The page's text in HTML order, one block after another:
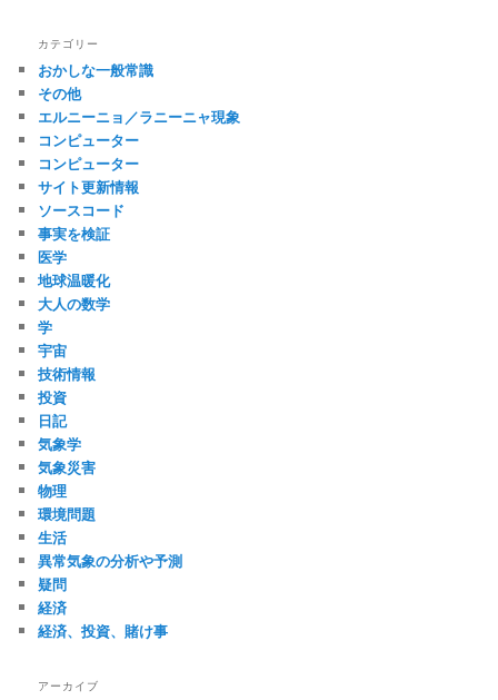
カテゴリー
おかしな一般常識
その他
エルニーニョ／ラニーニャ現象
コンピューター
コンピューター
サイト更新情報
ソースコード
事実を検証
医学
地球温暖化
大人の数学
学
宇宙
技術情報
投資
日記
気象学
気象災害
物理
環境問題
生活
異常気象の分析や予測
疑問
経済
経済、投資、賭け事
アーカイブ